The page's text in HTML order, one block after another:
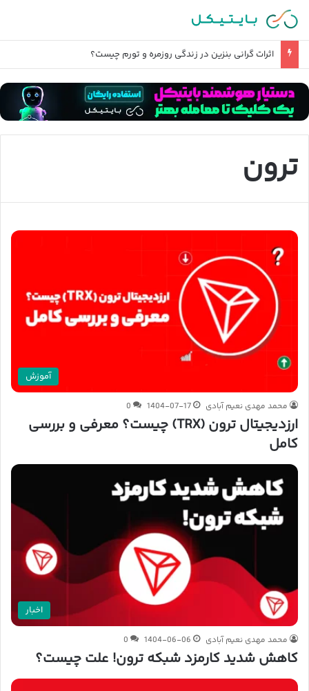
اثرات گرانی بنزین در زندگی روزمره و تورم چیست؟
ترون
آموزش
محمد مهدی نعیم آبادی 1404-07-17
0
ارزدیجیتال ترون (TRX) چیست؟ معرفی و بررسی
کامل
اخبار
محمد مهدی نعیم آبادی 1404-06-06
0
کاهش شدید کارمزد شبکه ترون! علت چیست؟